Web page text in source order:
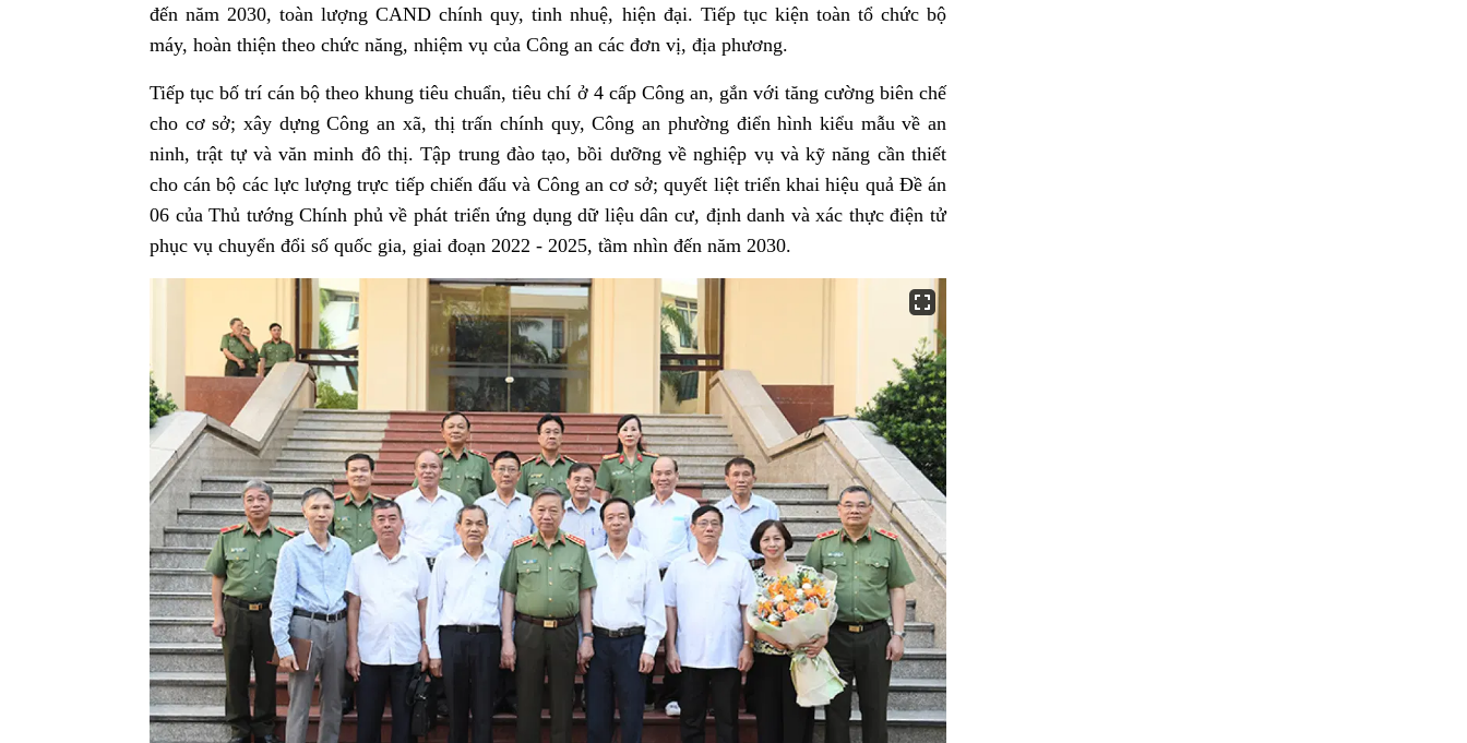
đến năm 2030, toàn lượng CAND chính quy, tinh nhuệ, hiện đại. Tiếp tục kiện toàn tổ chức bộ
máy, hoàn thiện theo chức năng, nhiệm vụ của Công an các đơn vị, địa phương.
Tiếp tục bố trí cán bộ theo khung tiêu chuẩn, tiêu chí ở 4 cấp Công an, gắn với tăng cường biên chế
cho cơ sở; xây dựng Công an xã, thị trấn chính quy, Công an phường điển hình kiểu mẫu về an
ninh, trật tự và văn minh đô thị. Tập trung đào tạo, bồi dưỡng về nghiệp vụ và kỹ năng cần thiết
cho cán bộ các lực lượng trực tiếp chiến đấu và Công an cơ sở; quyết liệt triển khai hiệu quả Đề án
06 của Thủ tướng Chính phủ về phát triển ứng dụng dữ liệu dân cư, định danh và xác thực điện tử
phục vụ chuyển đổi số quốc gia, giai đoạn 2022 - 2025, tầm nhìn đến năm 2030.